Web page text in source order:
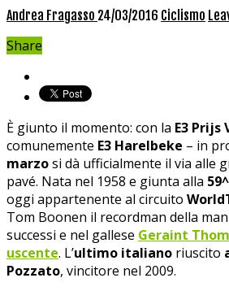
Andrea Fragasso 24/03/2016 Ciclismo
Share
È giunto il momento: con la E3 Prijs
comunemente E3 Harelbeke – in
marzosi dà ufficialmente il via alle
pavé. Nata nel 1958 e giunta alla
oggi appartenente al circuito
Tom Boonen il recordman della
successi e nel gallese Geraint
uscente. L’ultimo italiano riuscito
Pozzato, vincitore nel 2009.